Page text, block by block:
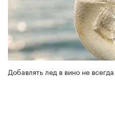
Добавлять лед в вино не